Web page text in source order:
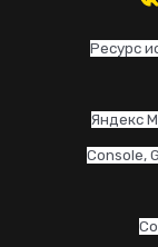
Ресурс
Яндекс
Console,